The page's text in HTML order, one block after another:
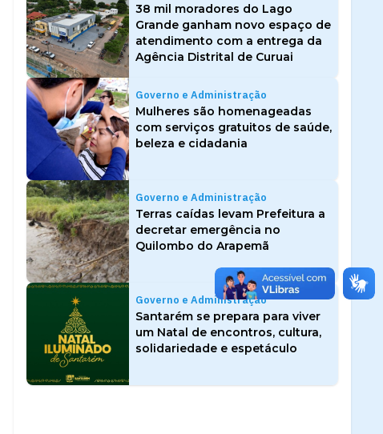
38 mil moradores do Lago
Grande ganham novo espaço de
atendimento com a entrega da
Agência Distrital de Curuai
Governo e Administração
Mulheres são homenageadas
com serviços gratuitos de saúde,
beleza e cidadania
Governo e Administração
Terras caídas levam Prefeitura a
decretar emergência no
Quilombo do Arapemã
Governo e Administração
Santarém se prepara para viver
um Natal de encontros, cultura,
solidariedade e espetáculo